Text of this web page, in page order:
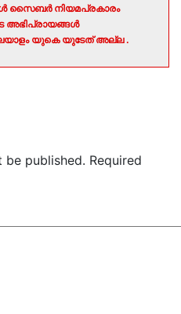
സൈബർ നിയമപ്രകാരം
അഭിപ്രായങ്ങൾ
യുകെ യുടേത് അല്ല .
be published. Required